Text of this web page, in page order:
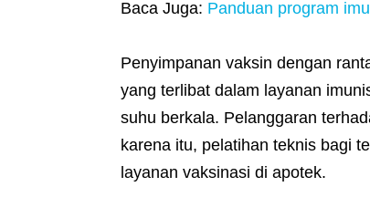
Baca Juga: Panduan program
Penyimpanan vaksin dengan
yang terlibat dalam layanan
suhu berkala. Pelanggaran
karena itu, pelatihan teknis bagi
layanan vaksinasi di apotek.